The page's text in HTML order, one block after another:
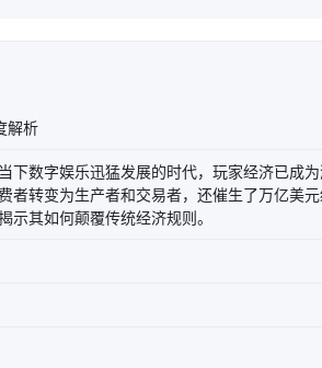
解析
下数字娱乐迅猛发展的时代，玩家经济已成
者转变为生产者和交易者，还催生了万亿美元
其如何颠覆传统经济规则。